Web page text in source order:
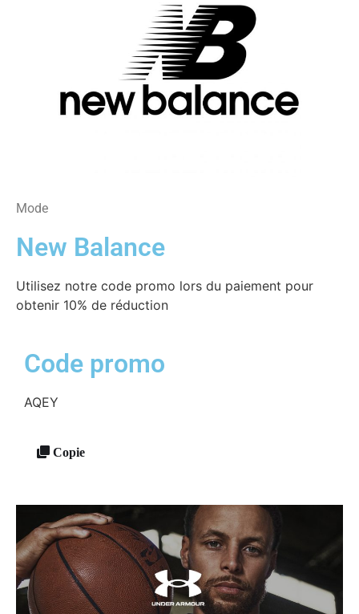
Mode
New Balance
Utilisez notre code promo lors du paiement pour
obtenir 10% de réduction
Code promo
AQEY
Copie